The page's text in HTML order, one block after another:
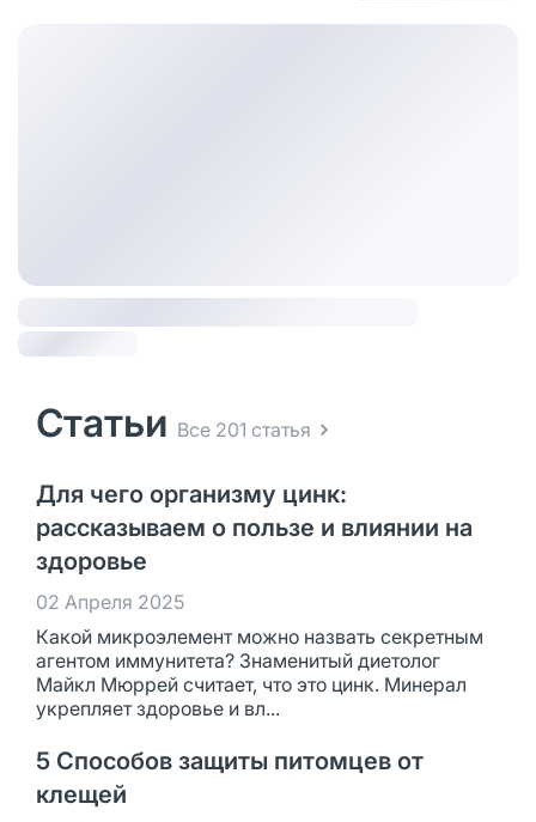
Статьи Все 201 статья
Для чего организму цинк:
рассказываем о пользе и влиянии на
здоровье
02 Апреля 2025
Какой микроэлемент можно назвать секретным
агентом иммунитета? Знаменитый диетолог
Майкл Мюррей считает, что это цинк. Минерал
укрепляет здоровье и вл...
5 Способов защиты питомцев от
клещей